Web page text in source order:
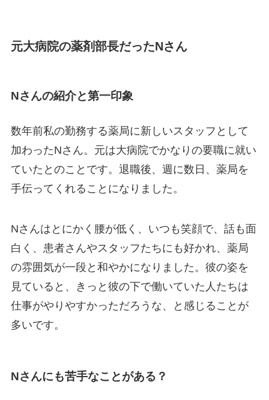
元大病院の薬剤部長だったNさん
Nさんの紹介と第一印象
数年前私の勤務する薬局に新しいスタッフとして
加わったNさん。元は大病院でかなりの要職に就い
ていたとのことです。退職後、週に数日、薬局を
手伝ってくれることになりました。
Nさんはとにかく腰が低く、いつも笑顔で、話も面
白く、患者さんやスタッフたちにも好かれ、薬局
の雰囲気が一段と和やかになりました。彼の姿を
見ていると、きっと彼の下で働いていた人たちは
仕事がやりやすかっただろうな、と感じることが
多いです。
Nさんにも苦手なことがある？